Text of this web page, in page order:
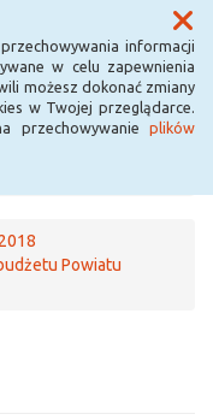
informacji
w celu zapewnienia
możesz dokonać zmiany
w Twojej przeglądarce.
przechowywanie plików
Menu
2018
Powiatu